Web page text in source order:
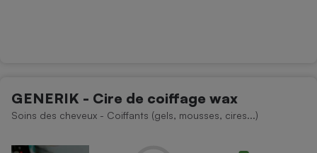
GENERIK - Cire de coiffage wax
Soins des cheveux - Coiffants (gels, mousses, cires...)